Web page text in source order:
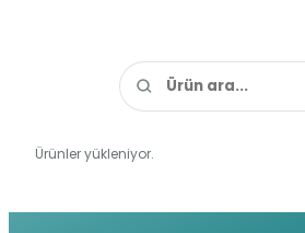
Ürünler yükleniyor.